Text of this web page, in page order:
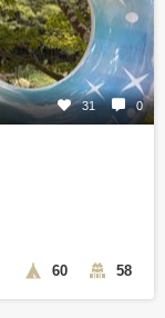
31 0
60 58